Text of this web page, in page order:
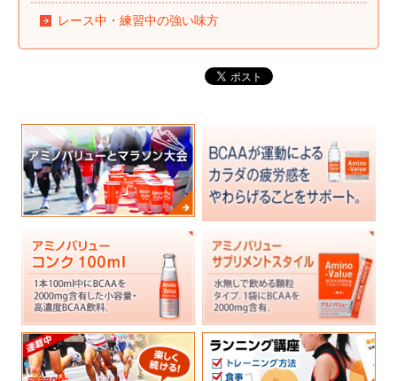
レース中・練習中の強い味方